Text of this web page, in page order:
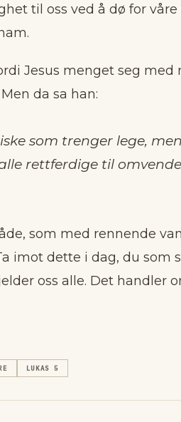
til oss ved å dø for våre
Jesus menget seg
da sa han:
som trenger lege,
rettferdige til
som med rennende
imot dette i dag, du som
oss alle. Det handler
LUKAS 5